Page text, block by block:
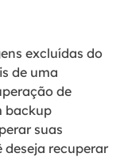
excluídas do
de uma
de
backup
suas
deseja recuperar